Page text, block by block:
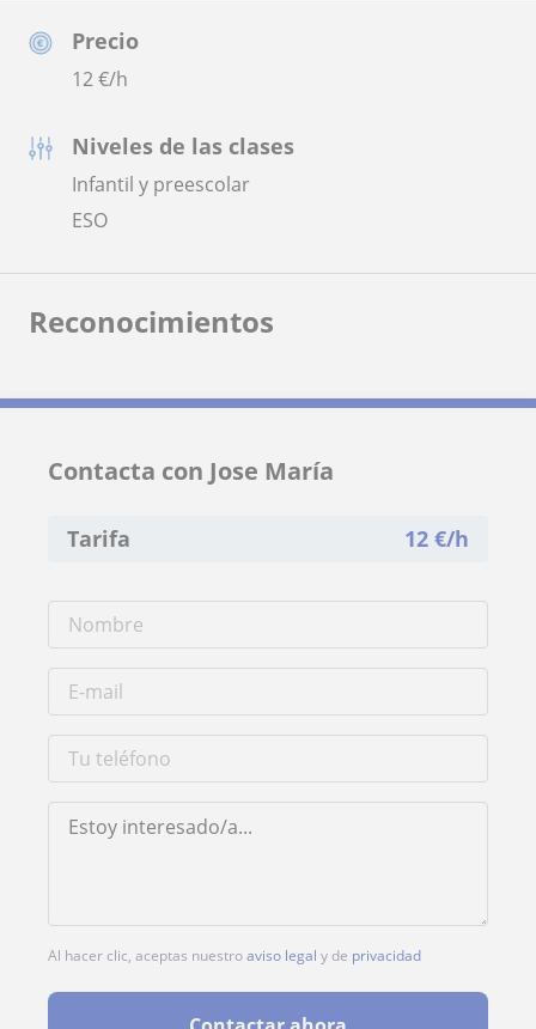
Precio
12€/h
Niveles de las clases
Infantil y preescolar
ESO
Reconocimientos
Contacta con Jose María
Tarifa 12 €/h
Al hacer clic, aceptas nuestroaviso legal y de privacidad